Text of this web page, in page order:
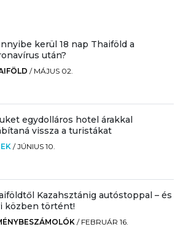
kerül 18 nap Thaiföld a
után?
/ MÁJUS 02.
egydolláros hotel árakkal
vissza a turistákat
/JÚNIUS 10.
Kazahsztánig autóstoppal – és
közben történt!
/ FEBRUÁR 16.